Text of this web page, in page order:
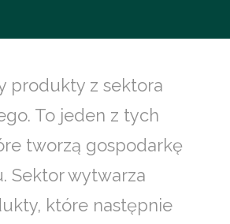
produkty z sektora
To jeden z tych
tworzą gospodarkę
Sektor wytwarza
które następnie